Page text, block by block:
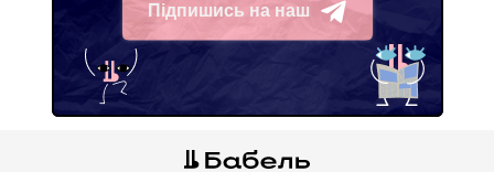
Підпишись на наш
Telegram